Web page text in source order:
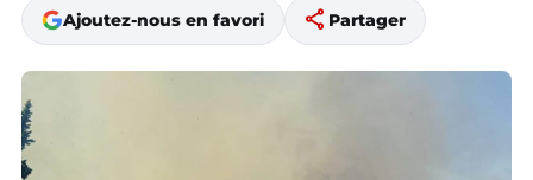
Ajoutez-nous en favori share Partager